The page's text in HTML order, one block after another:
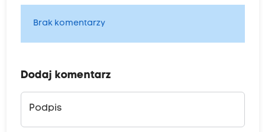
Brak komentarzy
Dodaj komentarz
Podpis